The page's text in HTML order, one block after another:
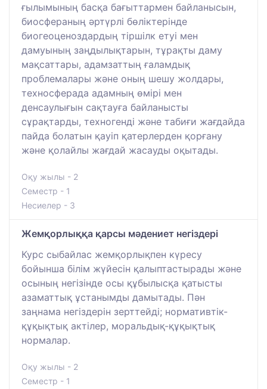
ғылымының басқа бағыттармен байланысын,
биосфераның әртүрлі бөліктерінде
биогеоценоздардың тіршілк етуі мен
дамуының заңдылықтарын, тұрақты даму
мақсаттары, адамзаттың ғаламдық
проблемалары және оның шешу жолдары,
техносферада адамның өмірі мен
денсаулығын сақтауға байланысты
сұрақтарды, техногенді және табиғи жағдайда
пайда болатын қауіп қатерлерден қорғану
және қолайлы жағдай жасауды оқытады.
Оқу жылы - 2
Семестр - 1
Несиелер - 3
Жемқорлыққа қарсы мәдениет негіздері
Курс сыбайлас жемқорлықпен күресу
бойынша білім жүйесін қалыптастырады және
осының негізінде осы құбылысқа қатысты
азаматтық ұстанымды дамытады. Пән
заңнама негіздерін зерттейді; нормативтік-
құқықтық актілер, моральдық-құқықтық
нормалар.
Оқу жылы - 2
Семестр - 1